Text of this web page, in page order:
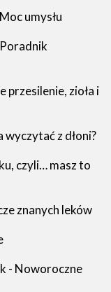
umysłu
przesilenie, zioła i
wyczytać z dłoni?
czyli… masz to
znanych leków
- Noworoczne